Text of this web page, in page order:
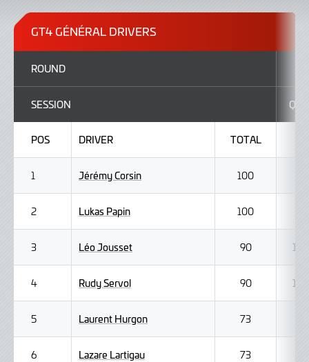
GT4 GÉNÉRAL DRIVERS
ROUND
SESSION Q1
POS DRIVER TOTAL
1 Jérémy Corsin 100
2 Lukas Papin 100
3 Léo Jousset 90 1
4 Rudy Servol 90 1
5 Laurent Hurgon 73
6 Lazare Lartigau 73